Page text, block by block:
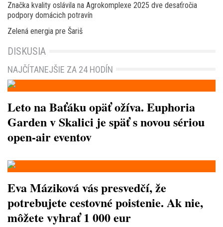
Značka kvality oslávila na Agrokomplexe 2025 dve desaťročia
podpory domácich potravín
Zelená energia pre Šariš
DISKUSIA
NAJČÍTANEJŠIE ZA 24 HODÍN
Leto na Baťáku opäť ožíva. Euphoria
Garden v Skalici je späť s novou sériou
open-air eventov
Eva Máziková vás presvedčí, že
potrebujete cestovné poistenie. Ak nie,
môžete vyhrať 1 000 eur